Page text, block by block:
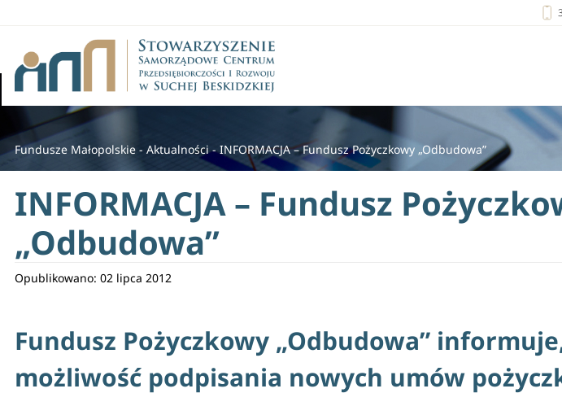
Fundusze Małopolskie - Aktualności-INFORMACJA – Fundusz Pożyczkowy „Odbudowa”
INFORMACJA – Fundusz
„Odbudowa”
Opublikowano: 02 lipca 2012
Fundusz Pożyczkowy „Odbudowa”
możliwość podpisania nowych umów